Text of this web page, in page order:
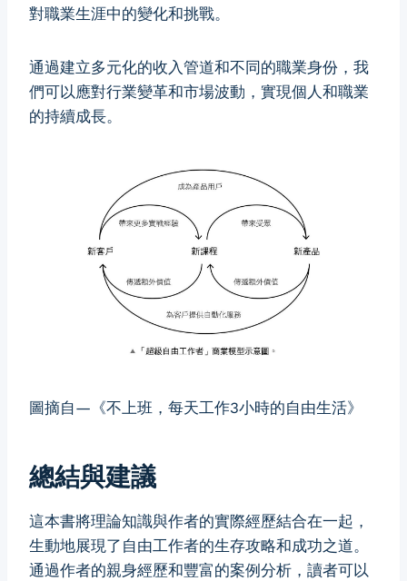
對職業生涯中的變化和挑戰。
通過建立多元化的收入管道和不同的職業身份，我
們可以應對行業變革和市場波動，實現個人和職業
的持續成長。
圖摘自—《不上班，每天工作3小時的自由生活》
總結與建議
這本書將理論知識與作者的實際經歷結合在一起，
生動地展現了自由工作者的生存攻略和成功之道。
通過作者的親身經歷和豐富的案例分析，讀者可以